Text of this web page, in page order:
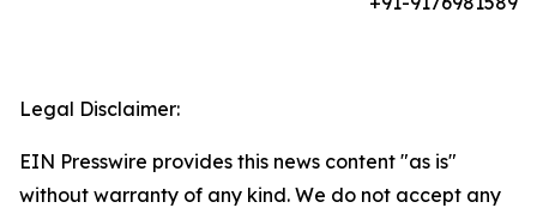
Legal Disclaimer:
EIN Presswire provides this news content "as is"
without warranty of any kind. We do not accept any